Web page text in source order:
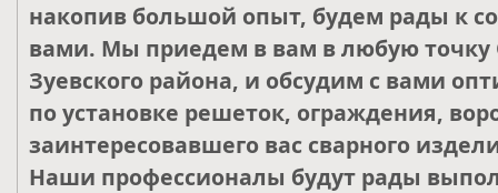
накопив большой опыт, будем рады к
вами. Мы приедем в вам в любую точку
Зуевского района, и обсудим с вами
по установке решеток, ограждения,
заинтересовавшего вас сварного
Наши профессионалы будут рады